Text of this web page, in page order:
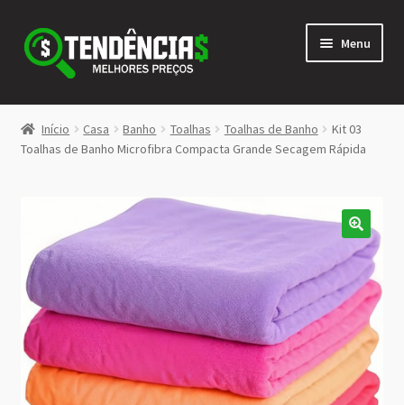
Pular
para
navegação
Pular
para
conteúdo
Menu
LOJA
<>
Início Casa Banho Toalhas Toalhas de Banho
Kit 03
Toalhas de Banho Microfibra Compacta Grande Secagem Rápida